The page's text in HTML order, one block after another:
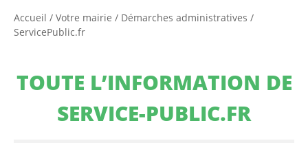
Accueil / Votre mairie / Démarches administratives /
ServicePublic.fr
TOUTE L’INFORMATION DE
SERVICE-PUBLIC.FR